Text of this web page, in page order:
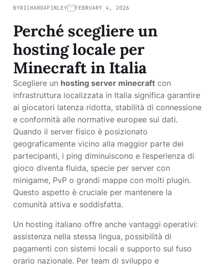
BYRICHARDAFINLEY FEBRUARY 4, 2026
Perché scegliere un
hosting locale per
Minecraft in Italia
Scegliere un hosting server minecraft con
infrastruttura localizzata in Italia significa garantire
ai giocatori latenza ridotta, stabilità di connessione
e conformità alle normative europee sui dati.
Quando il server fisico è posizionato
geograficamente vicino alla maggior parte dei
partecipanti, i ping diminuiscono e l’esperienza di
gioco diventa fluida, specie per server con
minigame, PvP o grandi mappe con molti plugin.
Questo aspetto è cruciale per mantenere la
comunità attiva e soddisfatta.
Un hosting italiano offre anche vantaggi operativi:
assistenza nella stessa lingua, possibilità di
pagamenti con sistemi locali e supporto sul fuso
orario nazionale. Per team di sviluppo e